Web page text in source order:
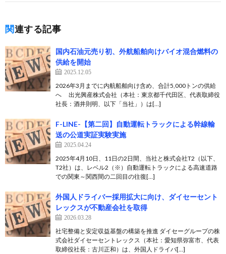
関連する記事
国内石油元売り初、外航船舶向けバイオ混合燃料の
供給を開始
2025.12.05
2026年3月までに内航船舶向け含め、合計5,000トンの供給
へ 出光興産株式会社（本社：東京都千代田区、代表取締役
社長：酒井則明、以下「当社」）は[…]
F-LINE-【第二回】自動運転トラックによる幹線輸
送の公道実証実験実施
2025.04.24
2025年4月10日、11日の2日間、当社と株式会社T2（以下、
T2社）は、レベル2（※）自動運転トラックによる高速道路
での関東～関西間の二回目の往復[…]
外国人ドライバー採用拡大に向け、ダイセーセント
レックスが不動産会社を取得
2026.03.28
社宅整備と安定収益基盤の構築を推進 ダイセーグループの株
式会社ダイセーセントレックス（本社：愛知県弥富市、代表
取締役社長：古川正和）は、外国人ドライバ[…]